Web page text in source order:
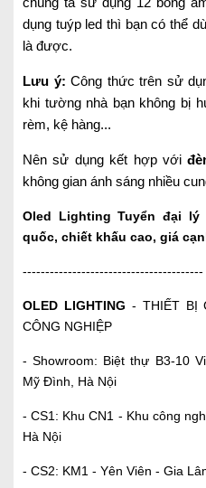
dụng tuýp led thì bạn có thể
là được.
Lưu ý: Công thức trên sử
khi tường nhà bạn không bị
rèm, kệ hàng...
Nên sử dụng kết hợp với
không gian ánh sáng nhiều
Oled Lighting Tuyển đại lý
quốc, chiết khấu cao, giá
----------------------------------------
OLED LIGHTING - THIẾT BỊ
CÔNG NGHIỆP
- Showroom: Biệt thự B3-10
Mỹ Đình, Hà Nội
- CS1: Khu CN1 - Khu công
Hà Nội
- CS2: KM1 - Yên Viên - Gia